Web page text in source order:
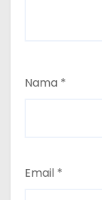
Nama *
Email *